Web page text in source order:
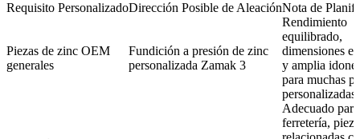
Requisito PersonalizadoDirección Posible de AleaciónNota de
Piezas de zinc OEM
generales
Fundición a presión de zinc
personalizada Zamak 3
Rendimiento
equilibrado,
dimensiones
y amplia
para muchas
personalizadas.
Adecuado para
ferretería,